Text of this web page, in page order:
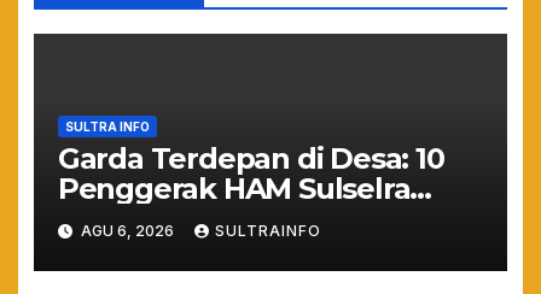
SULTRA INFO
Garda Terdepan di Desa: 10
Penggerak HAM Sulselra
Resmi Bertugas Mengawal
Asta Cita Prabowo
AGU 6, 2026 SULTRAINFO